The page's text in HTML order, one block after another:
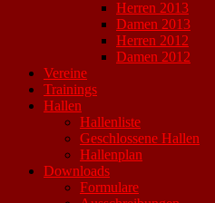
Herren 2013
Damen 2013
Herren 2012
Damen 2012
Vereine
Trainings
Hallen
Hallenliste
Geschlossene Hallen
Hallenplan
Downloads
Formulare